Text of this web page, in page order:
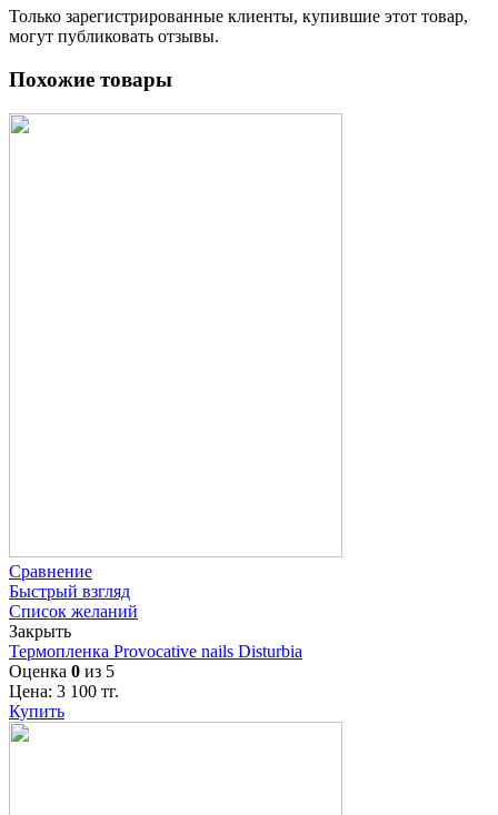
Только зарегистрированные клиенты, купившие этот товар,
могут публиковать отзывы.
Похожие товары
Сравнение
Быстрый взгляд
Список желаний
Закрыть
Термопленка Provocative nails Disturbia
Оценка 0 из 5
Цена: 3 100 тг.
Купить